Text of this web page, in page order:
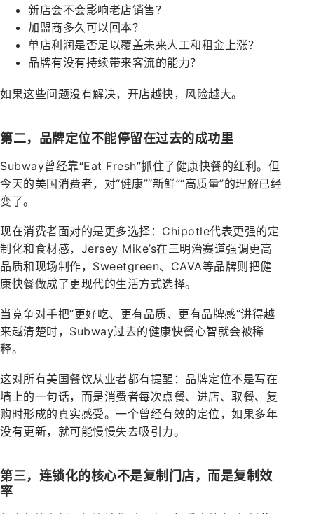
新店会不会影响老店销售？
加盟商多久可以回本？
单店利润是否足以覆盖未来人工和租金上涨？
品牌有没有持续带来客流的能力？
如果这些问题没有解决，开店越快，风险越大。
第二，品牌定位不能停留在过去的成功里
Subway曾经靠“Eat Fresh”抓住了健康快餐的红利。但
今天的美国消费者，对“健康”“新鲜”“高质量”的理解已经
变了。
现在消费者面对的是更多选择：Chipotle代表更强的定
制化和食材感，Jersey Mike’s在三明治赛道强调更高
品质和现场制作，Sweetgreen、CAVA等品牌则把健
康快餐做成了更现代的生活方式选择。
当竞争对手把“更好吃、更有品质、更有品牌感”讲得越
来越清楚时，Subway过去的健康快餐心智就会被稀
释。
这对所有美国餐饮从业者都有提醒：品牌定位不是写在
墙上的一句话，而是消费者每次点餐、进店、取餐、复
购时形成的真实感受。一个曾经有效的定位，如果多年
没有更新，就可能慢慢失去吸引力。
第三，连锁化的核心不是复制门店，而是复制效
率